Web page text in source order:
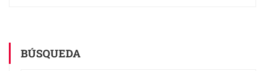
BÚSQUEDA